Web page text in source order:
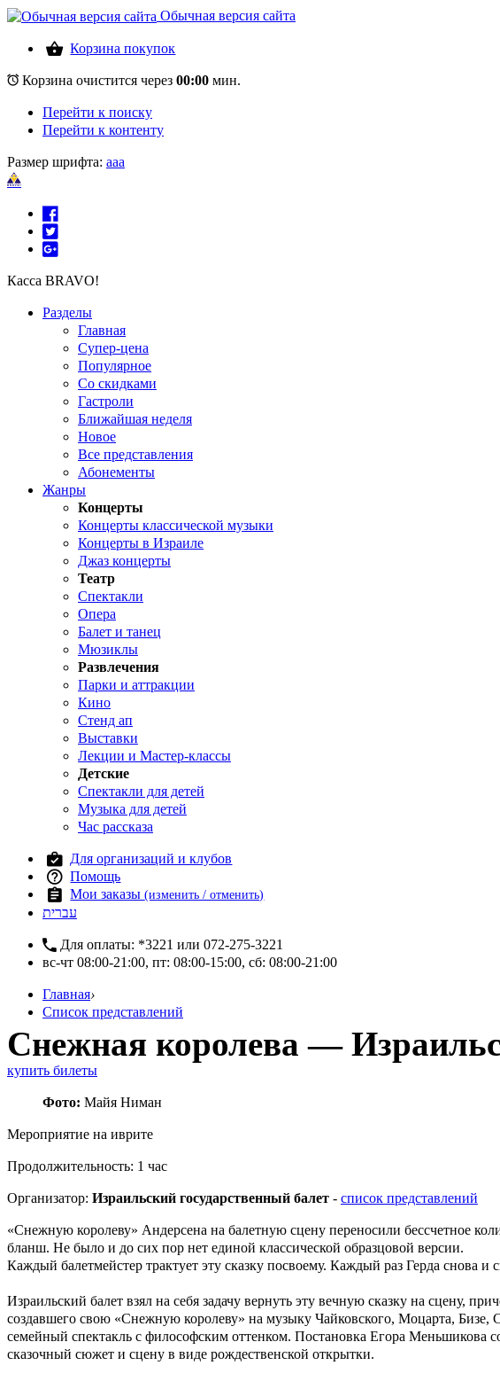
Обычная версия сайта
Корзина покупок
Корзина очистится через 00:00 мин.
Перейти к поиску
Перейти к контенту
Размер шрифта: aaa
Касса BRAVO!
Разделы
Главная
Супер-цена
Популярное
Со скидками
Гастроли
Ближайшая неделя
Новое
Все представления
Абонементы
Жанры
Концерты
Концерты классической музыки
Концерты в Израиле
Джаз концерты
Театр
Спектакли
Опера
Балет и танец
Мюзиклы
Развлечения
Парки и аттракции
Кино
Стенд ап
Выставки
Лекции и Мастер-классы
Детские
Спектакли для детей
Музыка для детей
Час рассказа
Для организаций и клубов
Помощь
Мои заказы(изменить / отменить)
עברית
Для оплаты: *3221 или 072-275-3221
вс-чт 08:00-21:00, пт: 08:00-15:00, сб: 08:00-21:00
Главная›
Список представлений
Снежная королева —
купить билеты
Фото: Майя Ниман
Мероприятие на иврите
Продолжительность: 1 час
Организатор: Израильский государственный балет - список представлений
«Снежную королеву» Андерсена на балетную сцену переносили бессчетное
бланш. Не было и до сих пор нет единой классической образцовой версии.
Каждый балетмейстер трактует эту сказку посвоему. Каждый раз Герда снова и
Израильский балет взял на себя задачу вернуть эту вечную сказку на сцену,
создавшего свою «Снежную королеву» на музыку Чайковского, Моцарта, Бизе,
семейный спектакль с философским оттенком. Постановка Егора Меньшикова
сказочный сюжет и сцену в виде рождественской открытки.